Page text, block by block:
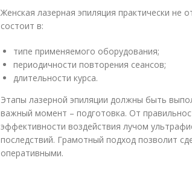
Женская лазерная эпиляция практически не
состоит в:
типе применяемого оборудования;
периодичности повторения сеансов;
длительности курса.
Этапы лазерной эпиляции должны быть
важный момент – подготовка. От
эффективности воздействия лучом
последствий. Грамотный подход позволит
оперативными.